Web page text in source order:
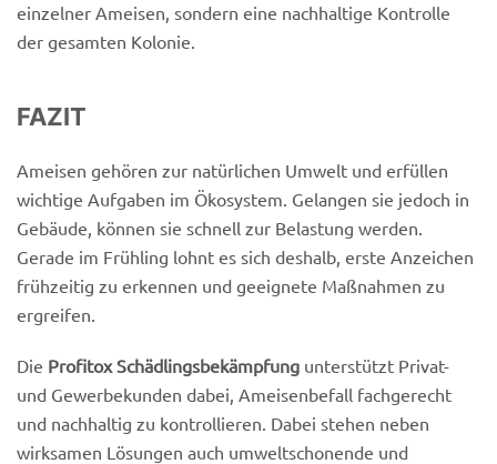
einzelner Ameisen, sondern eine nachhaltige Kontrolle
der gesamten Kolonie.
FAZIT
Ameisen gehören zur natürlichen Umwelt und erfüllen
wichtige Aufgaben im Ökosystem. Gelangen sie jedoch in
Gebäude, können sie schnell zur Belastung werden.
Gerade im Frühling lohnt es sich deshalb, erste Anzeichen
frühzeitig zu erkennen und geeignete Maßnahmen zu
ergreifen.
Die Profitox Schädlingsbekämpfung unterstützt Privat-
und Gewerbekunden dabei, Ameisenbefall fachgerecht
und nachhaltig zu kontrollieren. Dabei stehen neben
wirksamen Lösungen auch umweltschonende und